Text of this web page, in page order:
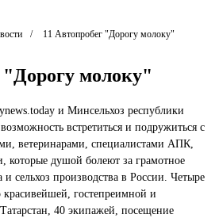
11 Автопробег "Дорогу молоку"
"Дорогу молоку"
и Минсельхоз республики
встретиться и подружиться с
ветеринарами, специалистами АПК,
которые душой болеют за грамотное
сельхоз производства в России. Четыре
гостепреимной и
40 экипажей, посещение